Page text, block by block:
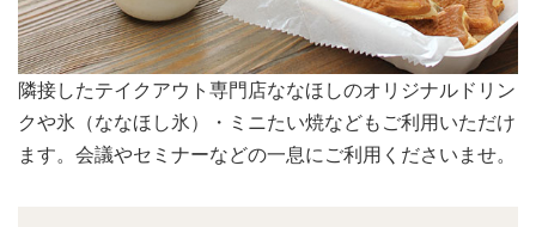
会議スペースは大きな窓から明るい日差しが入り込みま
す。